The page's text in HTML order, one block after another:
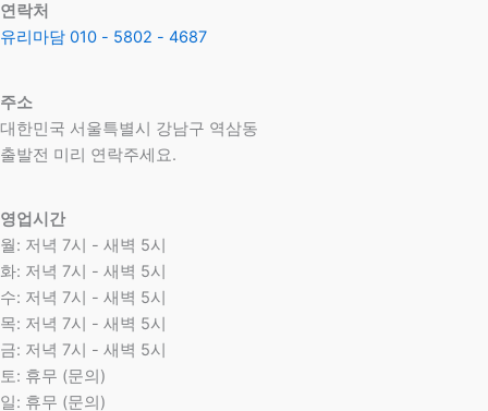
연락처
유리마담 010 - 5802 - 4687
주소
대한민국 서울특별시 강남구 역삼동
​출발전 미리 연락주세요.
영업시간
월: 저녁 7시 - 새벽 5시
화: 저녁 7시 - 새벽 5시
수: 저녁 7시 - 새벽 5시
목: 저녁 7시 - 새벽 5시
금: 저녁 7시 - 새벽 5시
토: 휴무 (문의)
일: 휴무 (문의)